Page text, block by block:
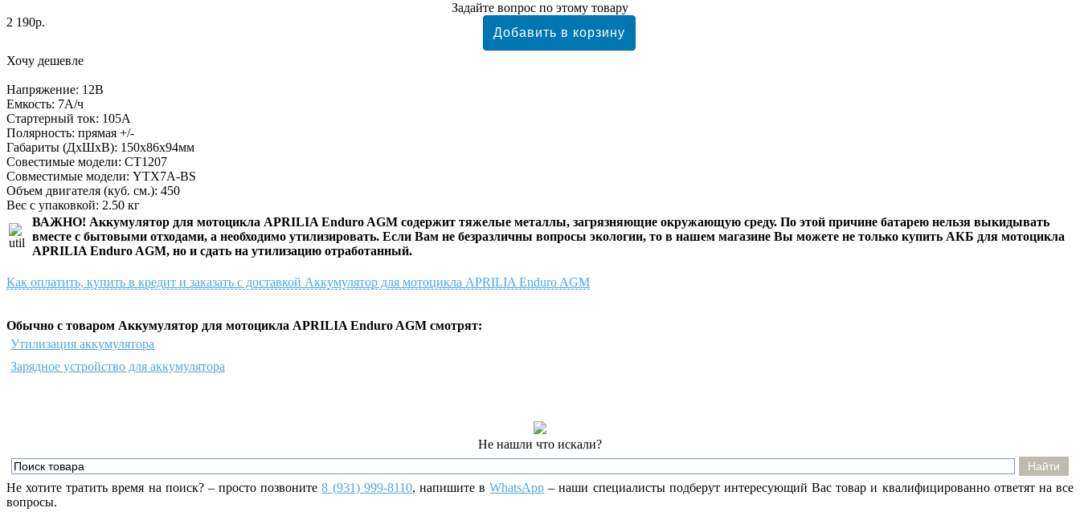
Задайте вопрос по этому товару
2 190р.
Хочу дешевле
Напряжение: 12В
Емкость: 7А/ч
Стартерный ток: 105А
Полярность: прямая +/-
Габариты (ДхШхВ): 150x86x94мм
Совестимые модели: CT1207
Совместимые модели: YTX7A-BS
Объем двигателя (куб. см.): 450
Вес с упаковкой: 2.50 кг
ВАЖНО! Аккумулятор для мотоцикла APRILIA Enduro AGM содержит тяжелые металлы, загрязняющие окружающую среду. По этой причине батарею нельзя выкидывать
вместе с бытовыми отходами, а необходимо утилизировать. Если Вам не безразличны вопросы экологии, то в нашем магазине Вы можете не только купить АКБ для мотоцикла
APRILIA Enduro AGM, но и сдать на утилизацию отработанный.
Как оплатить, купить в кредит и заказать с доставкой Аккумулятор для мотоцикла APRILIA Enduro AGM
Обычно с товаром Аккумулятор для мотоцикла APRILIA Enduro AGM смотрят:
Утилизация аккумулятора
Зарядное устройство для аккумулятора
Не нашли что искали?
Не хотите тратить время на поиск? – просто позвоните8 (931) 999-8110, напишитевWhatsApp – наши специалисты подберут интересующий Вас товар и квалифицированно ответят на все
вопросы.